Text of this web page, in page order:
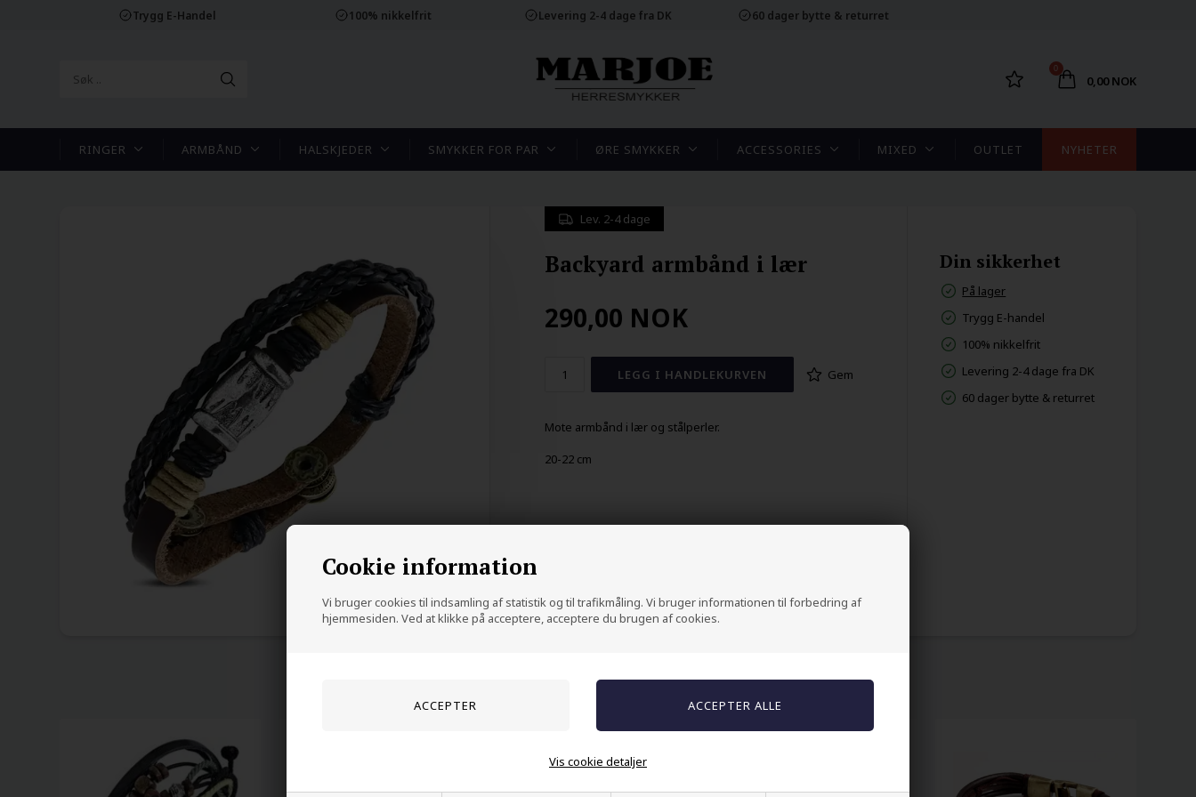
Cookie information
Vi bruger cookies til indsamling af statistik og til trafikmåling. Vi bruger informationen til forbedring af
hjemmesiden. Ved at klikke på acceptere, acceptere du brugen af cookies.
Vis cookie detaljer
Trygg E-Handel 100% nikkelfrit Levering 2-4 dage fra DK 60 dager bytte & returret
0
0,00 NOK
RINGER ARMBÅND HALSKJEDER SMYKKER FOR PAR ØRE SMYKKER ACCESSORIES MIXED OUTLET NYHETER
Lev. 2-4 dage
Backyard armbånd i lær
290,00 NOK
Gem
Mote armbånd i lær og stålperler.
20-22 cm
Din sikkerhet
På lager
Trygg E-handel
100% nikkelfrit
Levering 2-4 dage fra DK
60 dager bytte & returret
Andre kjøpte også